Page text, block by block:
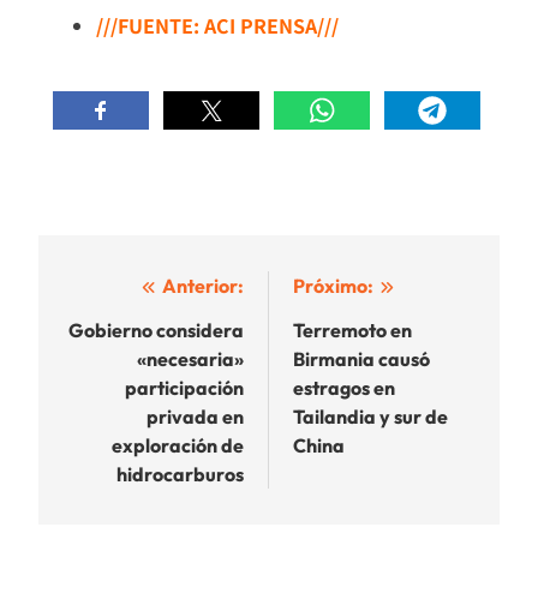
///FUENTE: ACI PRENSA///
Navegación
de
entradas
Anterior:
Gobierno considera
«necesaria»
participación
privada en
exploración de
hidrocarburos
Próximo:
Terremoto en
Birmania causó
estragos en
Tailandia y sur de
China